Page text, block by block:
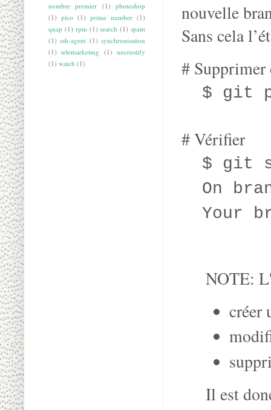
nouvelle
Sans cela
#
$ git
# Vérifier
$ git
On
Your
NOTE:
créer
Il est
nombre premier (1)
photoshop
(1) pico (1) prime number (1)
qnap (1) rpm (1) search (1) spam
(1) ssh-agent (1) synchronisation
(1) telemarketing (1) uncrustify
(1) watch (1)